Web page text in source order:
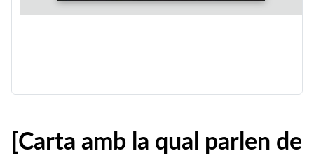
[Carta amb la qual parlen de